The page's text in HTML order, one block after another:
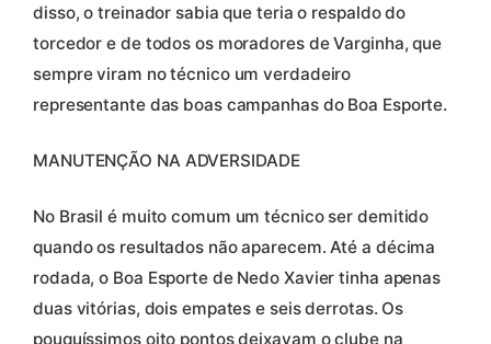
disso, o treinador sabia que teria o respaldo do
torcedor e de todos os moradores de Varginha, que
sempre viram no técnico um verdadeiro
representante das boas campanhas do Boa Esporte.
MANUTENÇÃO NA ADVERSIDADE
No Brasil é muito comum um técnico ser demitido
quando os resultados não aparecem. Até a décima
rodada, o Boa Esporte de Nedo Xavier tinha apenas
duas vitórias, dois empates e seis derrotas. Os
pouquíssimos oito pontos deixavam o clube na